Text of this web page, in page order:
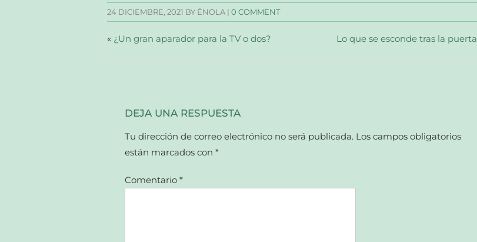
una
ventana
nueva)
una
ventana
nueva)
una
ventana
nueva)
a
un
amigo
abre
en
24 DICIEMBRE, 2021 BY ÉNOLA | 0 COMMENT
« ¿Un gran aparador para la TV o dos? Lo que se esconde tras la puerta
DEJA UNA RESPUESTA
Tu dirección de correo electrónico no será publicada. Los campos obligatorios
están marcados con *
Comentario *